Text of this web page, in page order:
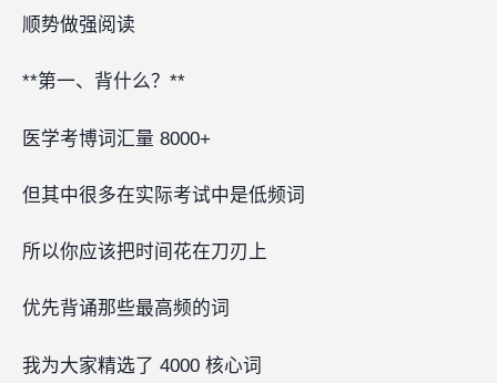
顺势做强阅读
**第一、背什么？**
医学考博词汇量 8000+
但其中很多在实际考试中是低频词
所以你应该把时间花在刀刃上‍‍‍‍‍
优先背诵那些最高频的词
我为大家精选了 4000 核心词‍‍